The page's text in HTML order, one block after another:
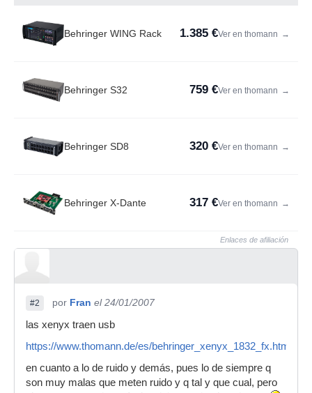
Behringer WING Rack 1.385 €Ver en thomann →
Behringer S32 759 €Ver en thomann →
Behringer SD8 320 €Ver en thomann →
Behringer X-Dante 317 €Ver en thomann →
Enlaces de afiliación
#2 por Fran el 24/01/2007
las xenyx traen usb
https://www.thomann.de/es/behringer_xenyx_1832_fx.htm
en cuanto a lo de ruido y demás, pues lo de siempre q
son muy malas que meten ruido y q tal y que cual, pero